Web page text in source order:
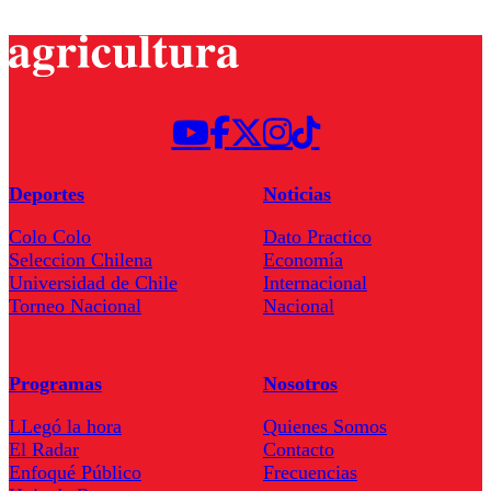
Deportes
Colo Colo
Seleccion Chilena
Universidad de Chile
Torneo Nacional
Noticias
Dato Practico
Economía
Internacional
Nacional
Programas
LLegó la hora
El Radar
Enfoqué Público
Nosotros
Quienes Somos
Contacto
Frecuencias